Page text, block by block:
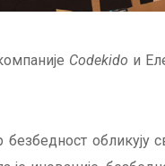
Codekido и
обликују